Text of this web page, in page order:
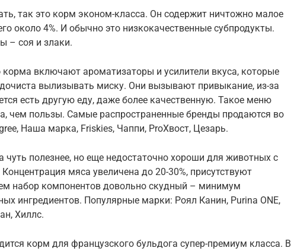
так это корм эконом-класса. Он содержит ничтожно малое
около 4%. И обычно это низкокачественные субпродукты.
– соя и злаки.
корма включают ароматизаторы и усилители вкуса, которые
вылизывать миску. Они вызывают привыкание, из-за
есть другую еду, даже более качественную. Такое меню
чем пользы. Самые распространенные бренды продаются во
Наша марка, Friskies, Чаппи, ProХвост, Цезарь.
чуть полезнее, но еще недостаточно хороши для животных с
мяса увеличена до 20-30%, присутствуют
набор компонентов довольно скудный – минимум
ингредиентов. Популярные марки: Роял Канин, Purina ONE,
Хиллс.
корм для французского бульдога супер-премиум класса. В